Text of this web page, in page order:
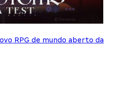
RPG de mundo aberto da